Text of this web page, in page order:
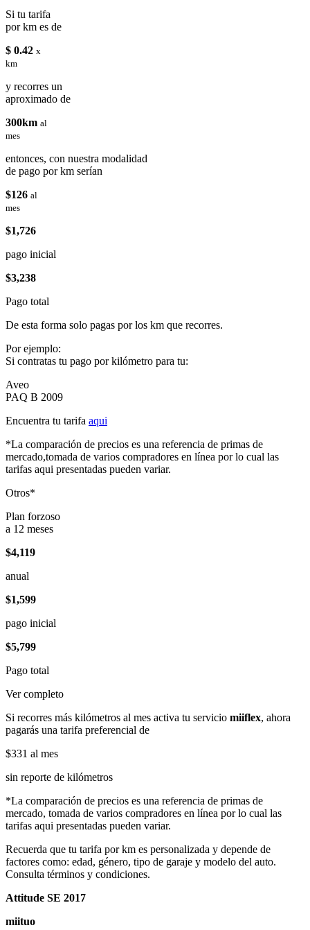
Si tu tarifa
por km es de
$ 0.42 x
km
y recorres un
aproximado de
300km al
mes
entonces, con nuestra modalidad
de pago por km serían
$126 al
mes
$1,726
pago inicial
$3,238
Pago total
De esta forma solo pagas por los km que recorres.
Por ejemplo:
Si contratas tu pago por kilómetro para tu:
Aveo
PAQ B 2009
Encuentra tu tarifa aqui
*La comparación de precios es una referencia de primas de
mercado,tomada de varios compradores en línea por lo cual las
tarifas aqui presentadas pueden variar.
Otros*
Plan forzoso
a 12 meses
$4,119
anual
$1,599
pago inicial
$5,799
Pago total
Ver completo
Si recorres más kilómetros al mes activa tu servicio miiflex, ahora
pagarás una tarifa preferencial de
$331 al mes
sin reporte de kilómetros
*La comparación de precios es una referencia de primas de
mercado, tomada de varios compradores en línea por lo cual las
tarifas aqui presentadas pueden variar.
Recuerda que tu tarifa por km es personalizada y depende de
factores como: edad, género, tipo de garaje y modelo del auto.
Consulta términos y condiciones.
Attitude SE 2017
miituo